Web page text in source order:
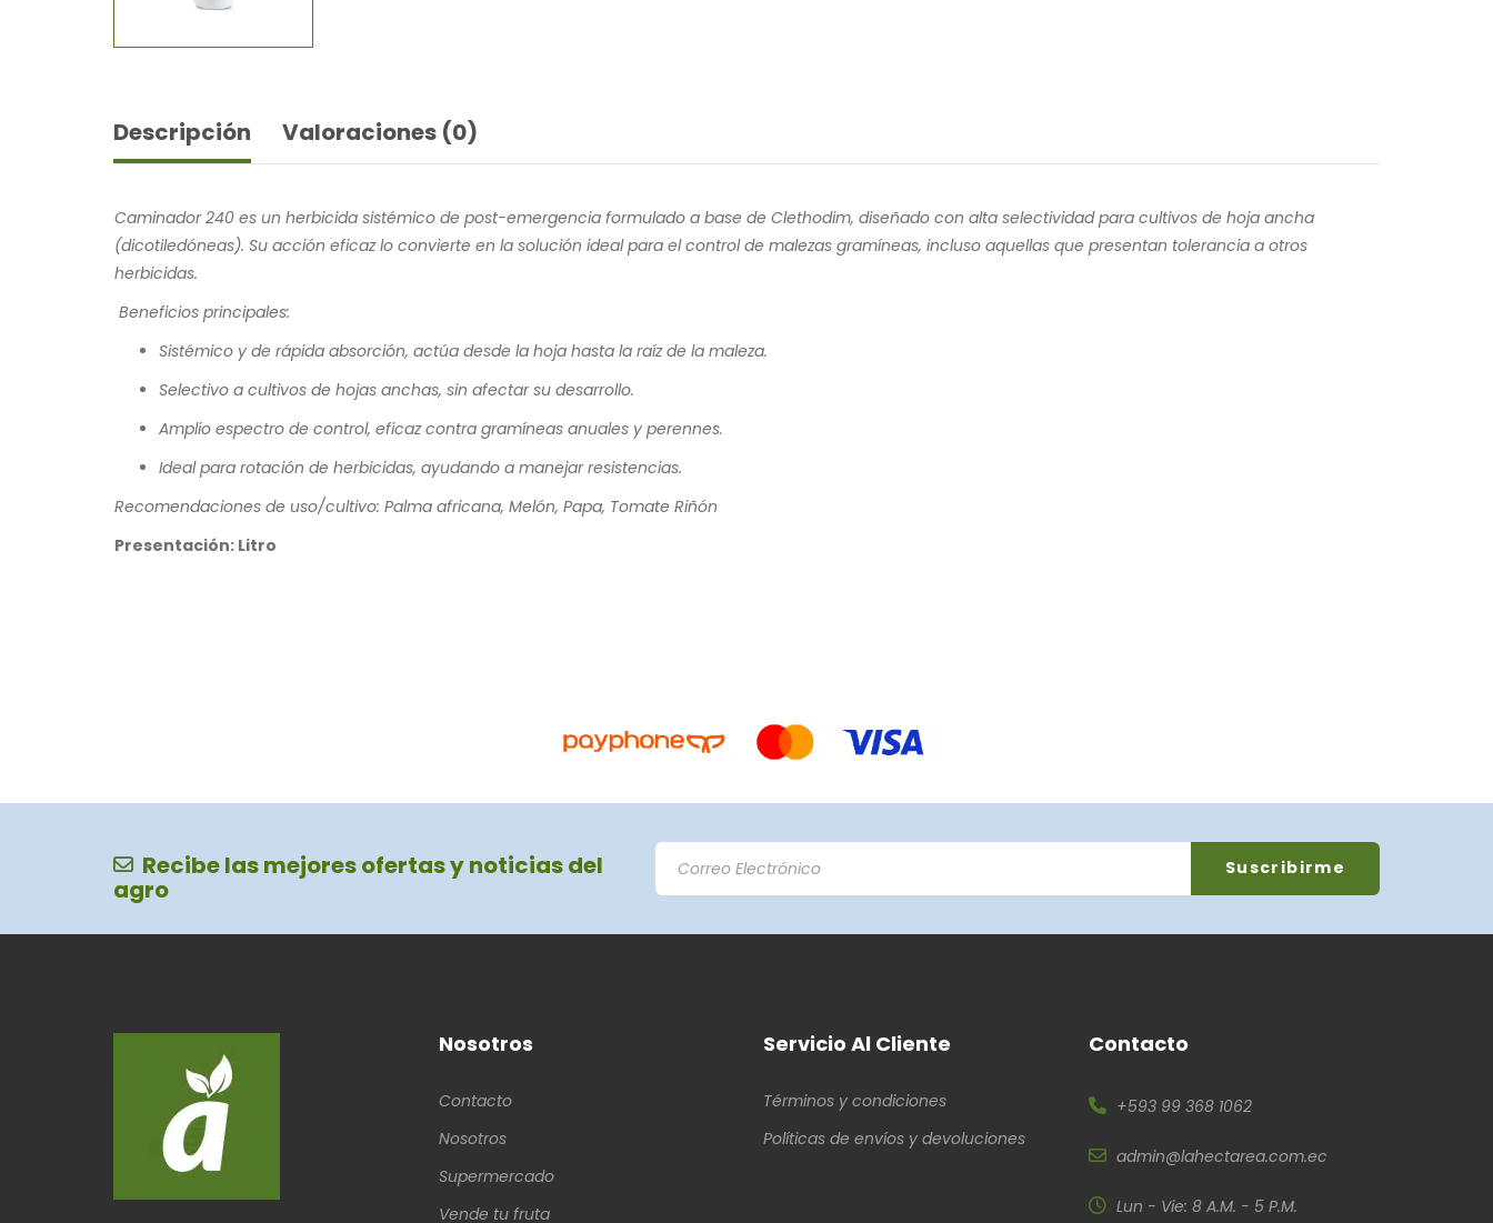
Descripción Valoraciones (0)
Caminador 240 es un herbicida sistémico de post-emergencia formulado a base de Clethodim, diseñado con alta selectividad para cultivos de hoja ancha
(dicotiledóneas). Su acción eficaz lo convierte en la solución ideal para el control de malezas gramíneas, incluso aquellas que presentan tolerancia a otros
herbicidas.
Beneficios principales:
Sistémico y de rápida absorción, actúa desde la hoja hasta la raíz de la maleza.
Selectivo a cultivos de hojas anchas, sin afectar su desarrollo.
Amplio espectro de control, eficaz contra gramíneas anuales y perennes.
Ideal para rotación de herbicidas, ayudando a manejar resistencias.
Recomendaciones de uso/cultivo: Palma africana, Melón, Papa, Tomate Riñón
Presentación: Litro
Recibe las mejores ofertas y noticias del
agro
Nosotros
Contacto
Nosotros
Supermercado
Vende tu fruta
Servicio Al Cliente
Términos y condiciones
Políticas de envíos y devoluciones
Contacto
+593 99 368 1062
admin@lahectarea.com.ec
Lun - Vie: 8 A.M. - 5 P.M.